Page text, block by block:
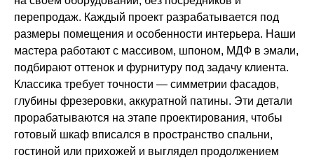
перепродаж. Каждый проект разрабатывается под
размеры помещения и особенности интерьера. Наши
мастера работают с массивом, шпоном, МДФ в эмали,
подбирают оттенок и фурнитуру под задачу клиента.
Классика требует точности — симметрии фасадов,
глубины фрезеровки, аккуратной патины. Эти детали
прорабатываются на этапе проектирования, чтобы
готовый шкаф вписался в пространство спальни,
гостиной или прихожей и выглядел продолжением